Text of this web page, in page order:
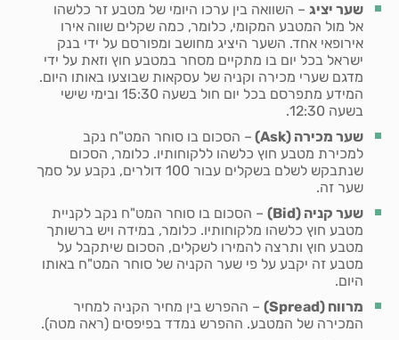
שער יציג – השוואה בין ערכו היומי של מטבע זר כלשהו
אל מול המטבע המקומי, כלומר, כמה שקלים שווה אירו
אירופאי אחד. השער היציג מחושב ומפורסם על ידי בנק
ישראל בכל יום בו מתקיים מסחר במטבע חוץ וזאת על ידי
מדגם שערי מכירה וקניה של עסקאות שבוצעו באותו היום.
המידע מתפרסם בכל יום חול בשעה 15:30 ובימי שישי
בשעה 12:30.
שער מכירה (Ask
) – הסכום בו סוחר המט"ח נקב
למכירת מטבע חוץ כלשהו ללקוחותיו. כלומר, הסכום
שנתבקש לשלם בשקלים עבור 100 דולרים, נקבע על סמך
שער זה.
שער קניה (Bid
) – הסכום בו סוחר המט"ח נקב לקניית
מטבע חוץ כלשהו מלקוחותיו. כלומר, במידה ויש ברשותך
מטבע חוץ ותרצה להמירו לשקלים, הסכום שיתקבל על
מטבע זה יקבע על פי שער הקניה של סוחר המט"ח באותו
היום.
מרווח (Spread
) – ההפרש בין מחיר הקניה למחיר
המכירה של המטבע. ההפרש נמדד בפיפסים (ראה מטה).